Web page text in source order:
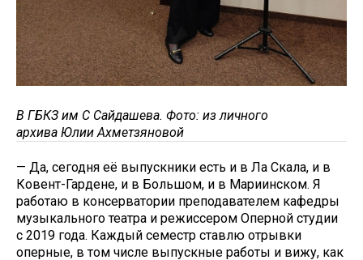
В ГБКЗ им С Сайдашева. Фото: из личного
архива Юлии Ахметзяновой
— Да, сегодня её выпускники есть и в Ла Скала, и в
Ковент-Гардене, и в Большом, и в Мариинском. Я
работаю в консерватории преподавателем кафедры
музыкального театра и режиссером Оперной студии
с 2019 года. Каждый семестр ставлю отрывки
оперные, в том числе выпускные работы и вижу, как